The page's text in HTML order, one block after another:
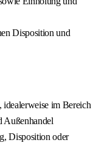
Disposition und
idealerweise im Bereich
Außenhandel
Disposition oder